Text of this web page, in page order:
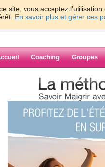
site, vous acceptez
En savoir plus et gérer ces
Coaching Groupes
>
de anya
Suiv. ›